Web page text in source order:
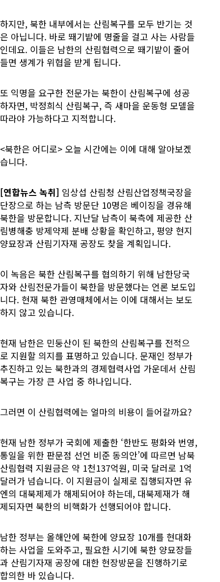
하지만, 북한 내부에서는 산림복구를 모두 반기는 것
은 아닙니다. 바로 뙈기밭에 명줄을 걸고 사는 사람들
인데요. 이들은 남한의 산림협력으로 뙈기밭이 줄어
들면 생계가 위협을 받게 됩니다.
또 익명을 요구한 전문가는 북한이 산림복구에 성공
하자면, 박정희식 산림복구, 즉 새마을 운동형 모델을
따라야 가능하다고 지적합니다.
<북한은 어디로> 오늘 시간에는 이에 대해 알아보겠
습니다.
[연합뉴스 녹취] 임상섭 산림청 산림산업정책국장을
단장으로 하는 남측 방문단 10명은 베이징을 경유해
북한을 방문합니다. 지난달 남측이 북측에 제공한 산
림병해충 방제약제 분배 상황을 확인하고, 평양 현지
양묘장과 산림기자재 공장도 찾을 계획입니다.
이 녹음은 북한 산림복구를 협의하기 위해 남한당국
자와 산림전문가들이 북한을 방문했다는 언론 보도입
니다. 현재 북한 관영매체에서는 이에 대해서는 보도
하지 않고 있습니다.
현재 남한은 민둥산이 된 북한의 산림복구를 전적으
로 지원할 의지를 표명하고 있습니다. 문재인 정부가
추진하고 있는 북한과의 경제협력사업 가운데서 산림
복구는 가장 큰 사업 중 하나입니다.
그러면 이 산림협력에는 얼마의 비용이 들어갈까요?
현재 남한 정부가 국회에 제출한 ‘한반도 평화와 번영,
통일을 위한 판문점 선언 비준 동의안’에 따르면 남북
산림협력 지원금은 약 1천137억원, 미국 달러로 1억
달러가 넘습니다. 이 지원금이 실제로 집행되자면 유
엔의 대북제제가 해제되어야 하는데, 대북제재가 해
제되자면 북한의 비핵화가 선행되어야 합니다.
남한 정부는 올해안에 북한에 양묘장 10개를 현대화
하는 사업을 도와주고, 필요한 시기에 북한 양묘장들
과 산림기자재 공장에 대한 현장방문을 진행하기로
합의한 바 있습니다.